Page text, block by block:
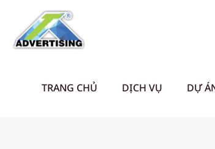
TRANG CHỦ DỊCH VỤ DỰ